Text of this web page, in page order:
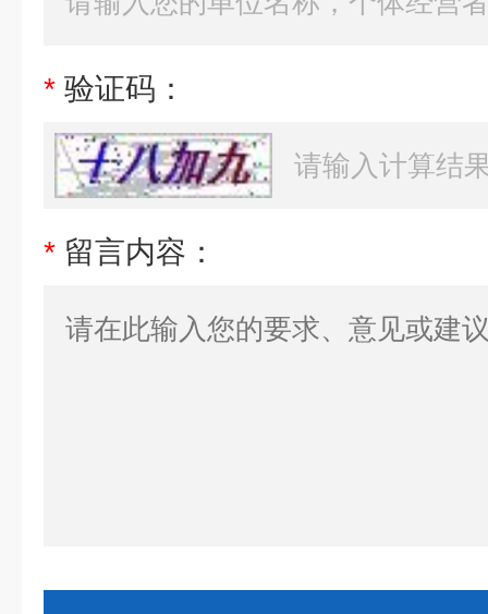
* 验证码：
* 留言内容：